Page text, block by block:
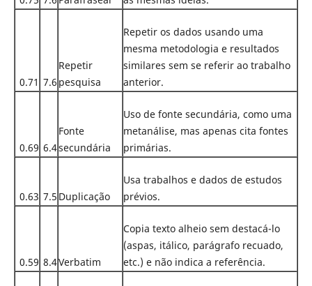
0.71 7.6
Repetir
pesquisa
Repetir os dados usando uma
mesma metodologia e resultados
similares sem se referir ao trabalho
anterior.
0.69 6.4
Fonte
secundária
Uso de fonte secundária, como uma
metanálise, mas apenas cita fontes
primárias.
0.63 7.5 Duplicação
Usa trabalhos e dados de estudos
prévios.
0.59 8.4Verbatim
Copia texto alheio sem destacá-lo
(aspas, itálico, parágrafo recuado,
etc.) e não indica a referência.